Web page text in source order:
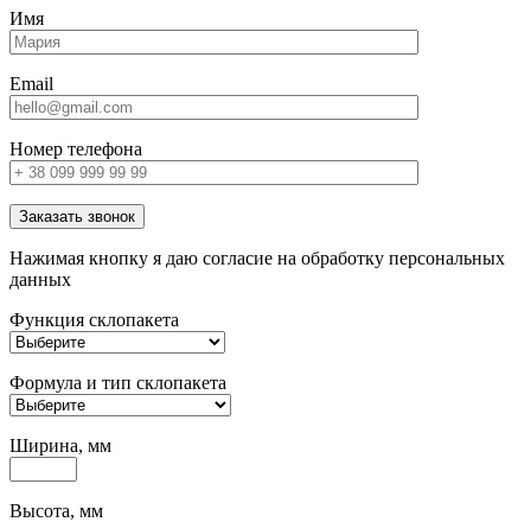
Имя
Email
Номер телефона
Заказать звонок
Нажимая кнопку я даю согласие на обработку персональных
данных
Функция склопакета
Формула и тип склопакета
Ширина, мм
Высота, мм